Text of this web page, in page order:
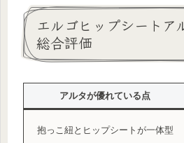
エルゴヒップシートア
総合評価
アルタが優れている点
抱っこ紐とヒップシートが一体型